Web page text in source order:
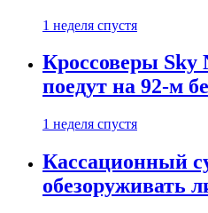
1 неделя спустя
Кроссоверы Sky
поедут на 92-м
1 неделя спустя
Кассационный
обезоруживать